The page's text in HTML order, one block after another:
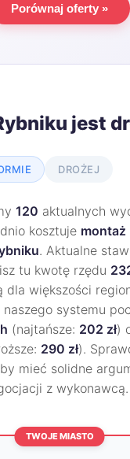
Porównaj oferty »
jest
DROŻEJ
120 aktualnych
kosztuje montaż
. Aktualne
tu kwotę rzędu
większości
systemu
(najtańsze: 202 zł)
290 zł).
mieć solidne
z wykonawcą.
TWOJE MIASTO